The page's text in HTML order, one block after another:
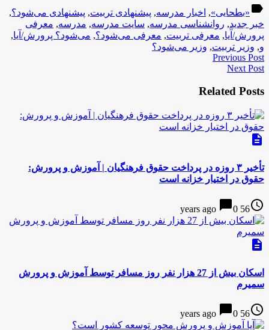
label «بطحایی», اخبار مدرسه, پیشنهادی تربیت, پیشنهادی می‌شود؟,
خبر جدید, روانشناسی مدرسه, سایت مدرسه, مدرسه, معرفی
پرورش/آیا, معرفی تربیت, معرفی می‌شود؟, می‌شود؟ پرورش/آیا,
و, وزیر تربیت, وزیر می‌شود؟
Previous Post
Next Post
Related Posts
description
تأخیر ۳ روزه در پرداخت حقوق فرهنگیان | آموزش و پرورش:
حقوق در اختیار خزانه است
access_time
56 years ago
chat_bubble0
description
اسکان بیش از 27 هزار نفر روز مسافر توسط آموزش و پرورش
سمیرم
access_time
56 years ago
chat_bubble0